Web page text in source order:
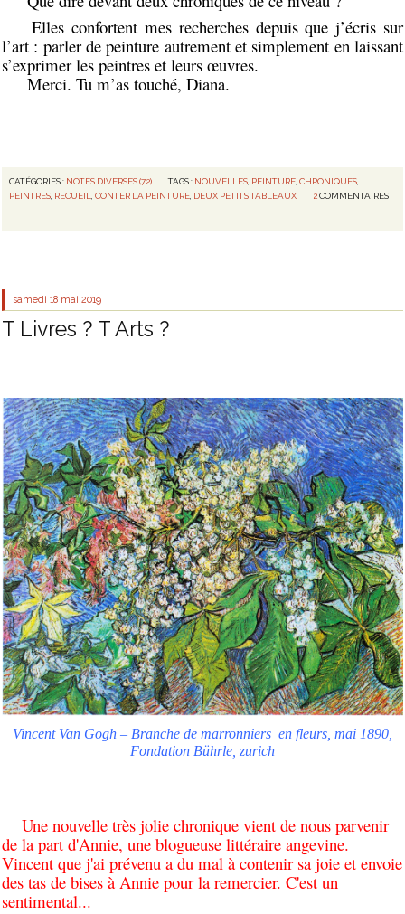
Elles confortent mes recherches depuis que j’écris sur
l’art : parler de peinture autrement et simplement en laissant
s’exprimer les peintres et leurs œuvres.
Merci. Tu m’as touché, Diana.
CATÉGORIES : NOTES DIVERSES (72) TAGS : NOUVELLES PEINTURE ,CHRONIQUES
PEINTRES RECUEIL ,CONTER LA PEINTURE DEUX PETITS TABLEAUX 2 COMMENTAIRES
samedi 18 mai 2019
T Livres ? T Arts ?
Vincent Van Gogh – Branche de marronniers en fleurs, mai 1890,
Fondation Bührle, zurich
Une nouvelle très jolie chronique vient de nous parvenir
de la part d'Annie, une blogueuse littéraire angevine.
Vincent que j'ai prévenu a du mal à contenir sa joie et envoie
des tas de bises à Annie pour la remercier. C'est un
sentimental...